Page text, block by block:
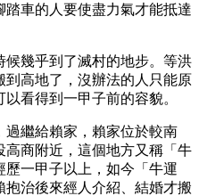
車的人要使盡力氣才能抵達
候幾乎到了滅村的地步。等洪
高地了，沒辦法的人只能原
看得到一甲子前的容貌。
過繼給賴家，賴家位於較南
高商附近，這個地方又稱「牛
一甲子以上，如今「牛運
治後來經人介紹、結婚才搬